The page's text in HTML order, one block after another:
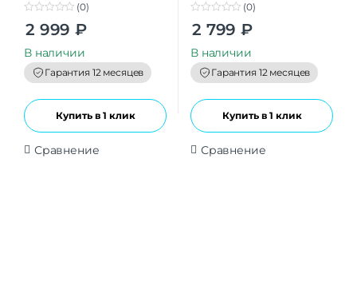
o
t
o
f
5
(0)
2 999 ₽
В наличии
Гарантия 12 месяцев
Купить в 1 клик
Сравнение
o
t
o
f
5
(0)
2 799 ₽
В наличии
Гарантия 12 месяцев
Купить в 1 клик
Сравнение